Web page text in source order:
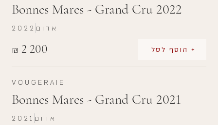
Bonnes Mares - Grand Cru 2022
₪ 2 200 + הוסף לסל
2022 אדום
VOUGERAIE
Bonnes Mares - Grand Cru 2021
2021 אדום